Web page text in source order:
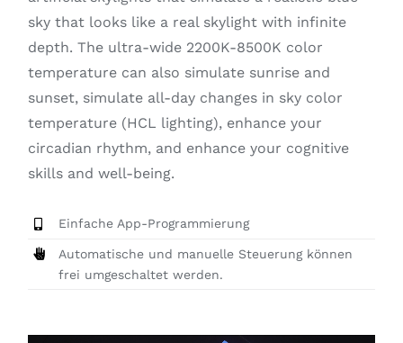
sky that looks like a real skylight with infinite
depth. The ultra-wide 2200K-8500K color
temperature can also simulate sunrise and
sunset, simulate all-day changes in sky color
temperature (HCL lighting), enhance your
circadian rhythm, and enhance your cognitive
skills and well-being.
Einfache App-Programmierung
Automatische und manuelle Steuerung können
frei umgeschaltet werden.